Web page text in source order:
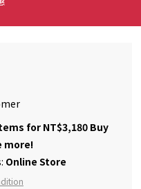
for NT$3,180 Buy
more!
Online Store